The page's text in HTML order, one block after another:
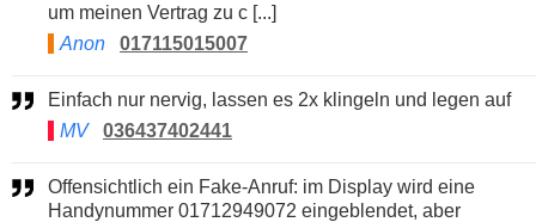
um meinen Vertrag zu c [...]
Anon
017115015007
Einfach nur nervig, lassen es 2x klingeln und legen auf
MV
036437402441
Offensichtlich ein Fake-Anruf: im Display wird eine
Handynummer 01712949072 eingeblendet, aber